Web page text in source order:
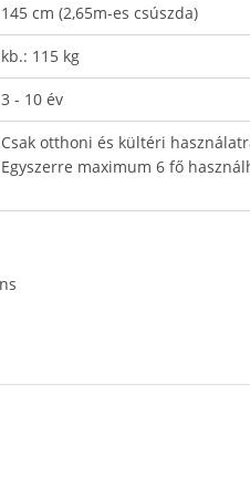
145 cm (2,65m-es csúszda)
kb.: 115 kg
3 - 10 év
Csak otthoni és kültéri
Egyszerre maximum 6 fő